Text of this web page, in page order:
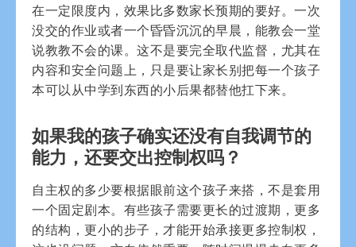
在一定限度内，效果比多数家长预期的要好。一次
没交的作业或者一个昏昏沉沉的早晨，能教会一堂
说教教不会的课。这不是要完全取代监督，尤其在
内容和安全问题上，只是要让家长别把每一个孩子
本可以从中学到东西的小后果都替他扛下来。
如果我的孩子确实还没有自我调节的
能力，还要交出控制权吗？
自主权的多少要根据眼前这个孩子来搭，不是套用
一个固定剧本。有些孩子需要更长的过渡期，更多
的结构，更小的步子，才能开始承接更多控制权，